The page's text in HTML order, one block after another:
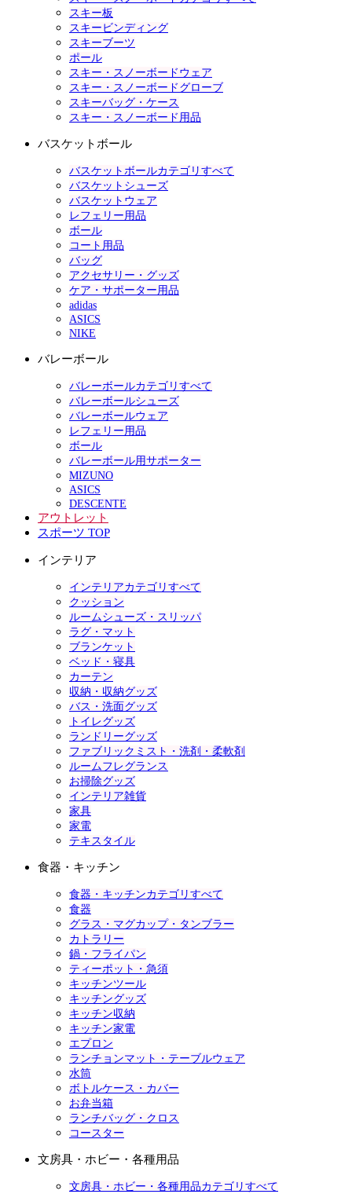
スキー板
スキービンディング
スキーブーツ
ポール
スキー・スノーボードウェア
スキー・スノーボードグローブ
スキーバッグ・ケース
スキー・スノーボード用品
バスケットボール
バスケットボールカテゴリすべて
バスケットシューズ
バスケットウェア
レフェリー用品
ボール
コート用品
バッグ
アクセサリー・グッズ
ケア・サポーター用品
adidas
ASICS
NIKE
バレーボール
バレーボールカテゴリすべて
バレーボールシューズ
バレーボールウェア
レフェリー用品
ボール
バレーボール用サポーター
MIZUNO
ASICS
DESCENTE
アウトレット
スポーツ TOP
インテリア
インテリアカテゴリすべて
クッション
ルームシューズ・スリッパ
ラグ・マット
ブランケット
ベッド・寝具
カーテン
収納・収納グッズ
バス・洗面グッズ
トイレグッズ
ランドリーグッズ
ファブリックミスト・洗剤・柔軟剤
ルームフレグランス
お掃除グッズ
インテリア雑貨
家具
家電
テキスタイル
食器・キッチン
食器・キッチンカテゴリすべて
食器
グラス・マグカップ・タンブラー
カトラリー
鍋・フライパン
ティーポット・急須
キッチンツール
キッチングッズ
キッチン収納
キッチン家電
エプロン
ランチョンマット・テーブルウェア
水筒
ボトルケース・カバー
お弁当箱
ランチバッグ・クロス
コースター
文房具・ホビー・各種用品
文房具・ホビー・各種用品カテゴリすべて